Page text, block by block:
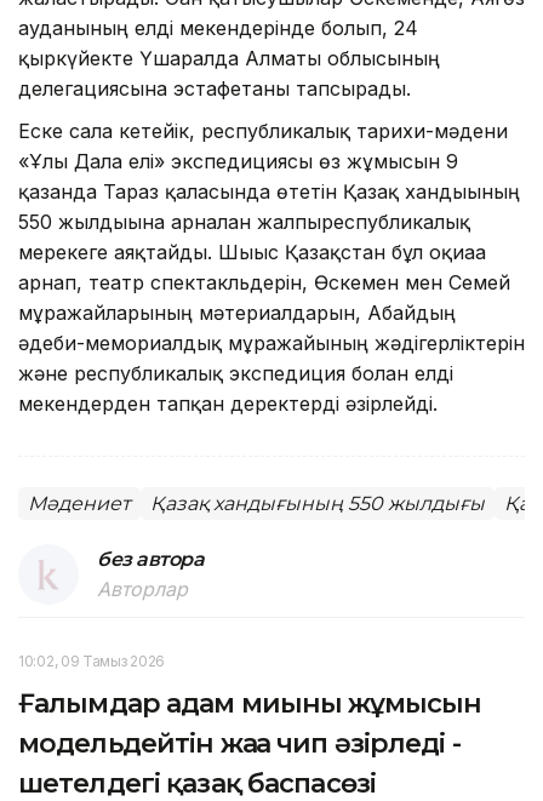
ауданының елді мекендерінде болып, 24
қыркүйекте Үшаралда Алматы облысының
делегациясына эстафетаны тапсырады.
Еске сала кетейік, республикалық тарихи-мәдени
«Ұлы Дала елі» экспедициясы өз жұмысын 9
қазанда Тараз қаласында өтетін Қазақ хандығының
550 жылдығына арналған жалпыреспубликалық
мерекеге аяқтайды. Шығыс Қазақстан бұл оқиғаға
арнап, театр спектакльдерін, Өскемен мен Семей
мұражайларының мәтериалдарын, Абайдың
әдеби-мемориалдық мұражайының жәдігерліктерін
және республикалық экспедиция болған елді
мекендерден тапқан деректерді әзірлейді.
Мәдениет Қазақ хандығының 550 жылдығы
без автора
Авторлар
10:02, 09 Тамыз 2026
Ғалымдар адам миының жұмысын
модельдейтін жаңа чип әзірледі -
шетелдегі қазақ баспасөзі